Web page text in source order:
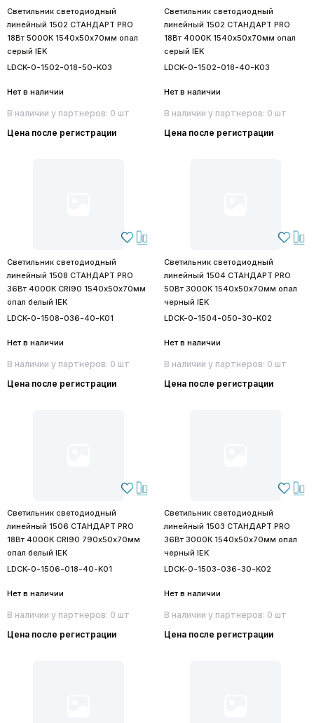
Светильник светодиодный
линейный 1502 СТАНДАРТ PRO
18Вт 5000К 1540х50х70мм опал
серый IEK
LDCK-0-1502-018-50-K03
Нет в наличии
В наличии у партнеров: 0 шт
Цена после регистрации
Светильник светодиодный
линейный 1502 СТАНДАРТ PRO
18Вт 4000К 1540х50х70мм опал
серый IEK
LDCK-0-1502-018-40-K03
Нет в наличии
В наличии у партнеров: 0 шт
Цена после регистрации
Светильник светодиодный
линейный 1508 СТАНДАРТ PRO
36Вт 4000К CRI90 1540х50х70мм
опал белый IEK
LDCK-0-1508-036-40-K01
Нет в наличии
В наличии у партнеров: 0 шт
Цена после регистрации
Светильник светодиодный
линейный 1504 СТАНДАРТ PRO
50Вт 3000К 1540х50х70мм опал
черный IEK
LDCK-0-1504-050-30-K02
Нет в наличии
В наличии у партнеров: 0 шт
Цена после регистрации
Светильник светодиодный
линейный 1506 СТАНДАРТ PRO
18Вт 4000К CRI90 790х50х70мм
опал белый IEK
LDCK-0-1506-018-40-K01
Нет в наличии
В наличии у партнеров: 0 шт
Цена после регистрации
Светильник светодиодный
линейный 1503 СТАНДАРТ PRO
36Вт 3000К 1540х50х70мм опал
черный IEK
LDCK-0-1503-036-30-K02
Нет в наличии
В наличии у партнеров: 0 шт
Цена после регистрации